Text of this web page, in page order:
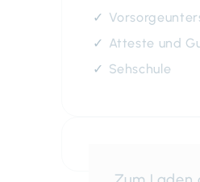
Atteste und
Sehschule